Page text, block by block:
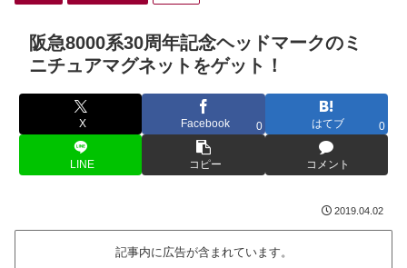
阪急8000系30周年記念ヘッドマークのミ
ニチュアマグネットをゲット！
X Facebook 0 はてブ 0
LINE コピー コメント
2019.04.02
記事内に広告が含まれています。